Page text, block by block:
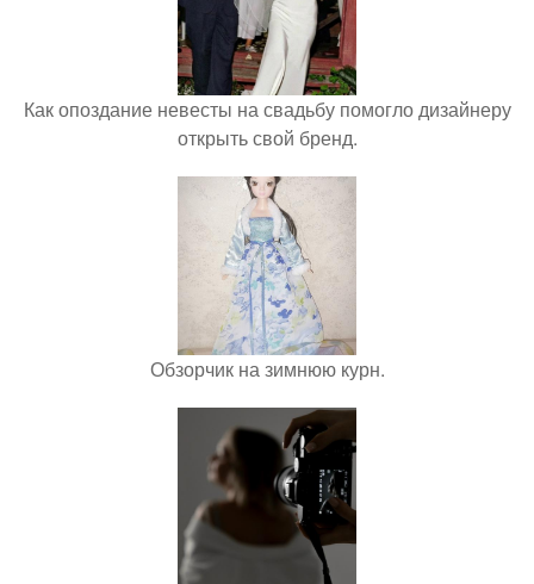
Как опоздание невесты на свадьбу помогло дизайнеру
открыть свой бренд.
Обзорчик на зимнюю курн.